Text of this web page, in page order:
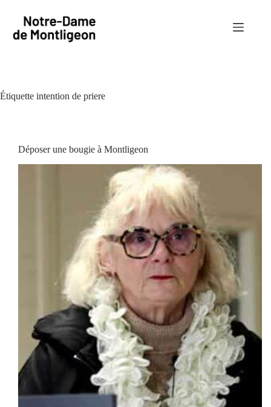
contenu
Étiquette intention de priere
Déposer une bougie à Montligeon